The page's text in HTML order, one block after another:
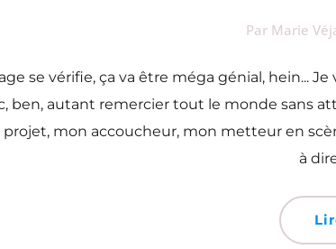
Par Marie
se vérifie, ça va être méga génial, hein...
ben, autant remercier tout le monde sans
mon accoucheur, mon metteur en
à